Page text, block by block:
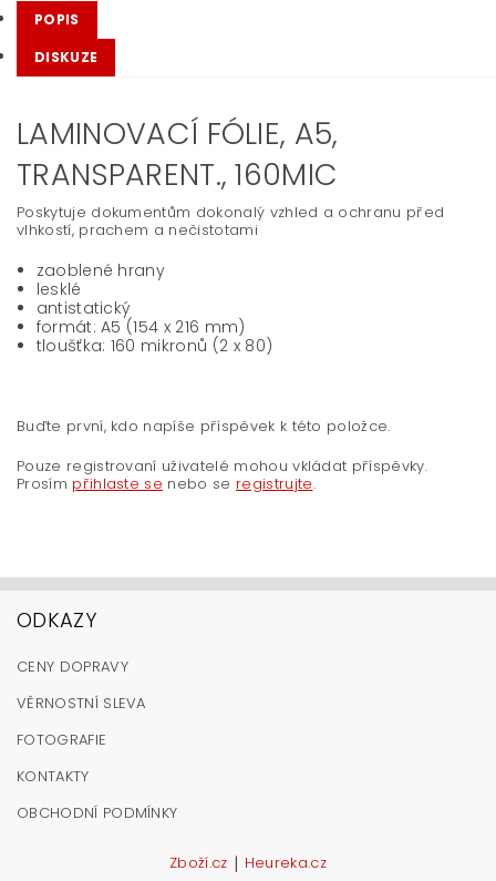
POPIS
DISKUZE
LAMINOVACÍ FÓLIE, A5,
TRANSPARENT., 160MIC
Poskytuje dokumentům dokonalý vzhled a ochranu před
vlhkostí, prachem a nečistotami
zaoblené hrany
lesklé
antistatický
formát: A5 (154 x 216 mm)
tloušťka: 160 mikronů (2 x 80)
Buďte první, kdo napíše příspěvek k této položce.
Pouze registrovaní uživatelé mohou vkládat příspěvky.
Prosím přihlaste se nebo se registrujte.
ODKAZY
CENY DOPRAVY
VĚRNOSTNÍ SLEVA
FOTOGRAFIE
KONTAKTY
OBCHODNÍ PODMÍNKY
Zboží.cz | Heureka.cz